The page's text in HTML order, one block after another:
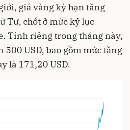
giá vàng kỳ hạn tăng
Tư, chốt ở mức kỷ lục
Tính riêng trong tháng này,
500 USD, bao gồm mức tăng
là 171,20 USD.